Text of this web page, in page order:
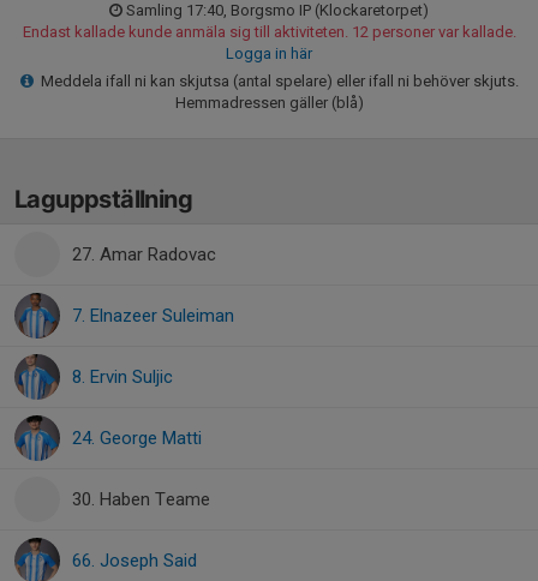
Samling 17:40, Borgsmo IP (Klockaretorpet)
Endast kallade kunde anmäla sig till aktiviteten. 12 personer var kallade.
Logga in här
Meddela ifall ni kan skjutsa (antal spelare) eller ifall ni behöver skjuts.
Hemmadressen gäller (blå)
Laguppställning
27. Amar Radovac
7. Elnazeer Suleiman
8. Ervin Suljic
24. George Matti
30. Haben Teame
66. Joseph Said